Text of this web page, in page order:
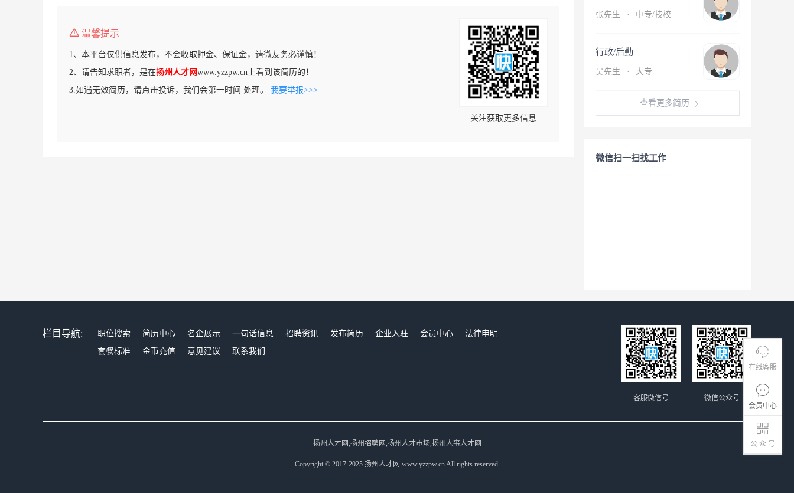
在线客服
会员中心
公 众 号
温馨提示
1、本平台仅供信息发布，不会收取押金、保证金，请微友务必谨慎！
2、请告知求职者，是在扬州人才网www.yzzpw.cn上看到该简历的！
3.如遇无效简历，请点击投诉，我们会第一时间 处理。 我要举报>>>
关注获取更多信息
张先生 · 中专/技校
行政/后勤
吴先生 · 大专
查看更多简历
微信扫一扫找工作
栏目导航: 职位搜索 简历中心 名企展示 一句话信息 招聘资讯 发布简历 企业入驻 会员中心
法律申明
套餐标准
金币充值 意见建议 联系我们
微信公众号
客服微信号
扬州人才网,扬州招聘网,扬州人才市场,扬州人事人才网
Copyright © 2017-2025 扬州人才网 www.yzzpw.cn All rights reserved.